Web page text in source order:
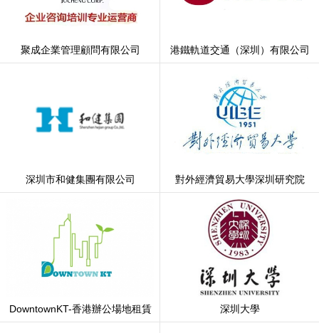
聚成企業管理顧問有限公司 港鐵軌道交通（深圳）有限公司
深圳市和健集團有限公司 對外經濟貿易大學深圳研究院
DowntownKT-香港辦公場地租賃 深圳大學